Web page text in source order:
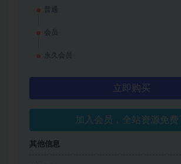
普通
会员
永久会员
立即购买
加入会员，全站资源免费
其他信息